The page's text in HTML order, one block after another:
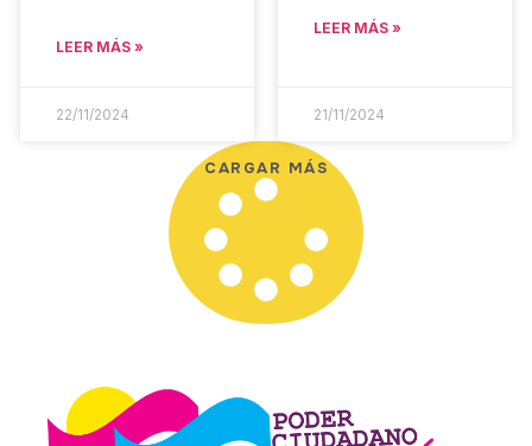
LEER MÁS »
22/11/2024
LEER MÁS »
21/11/2024
CARGAR MÁS